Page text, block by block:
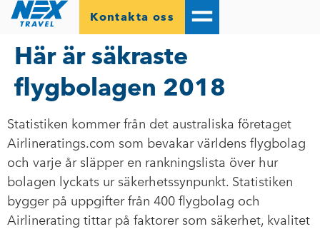
Kontakta oss
Här är säkraste
flygbolagen 2018
Statistiken kommer från det australiska företaget
Airlineratings.com som bevakar världens flygbolag
och varje år släpper en rankningslista över hur
bolagen lyckats ur säkerhetssynpunkt. Statistiken
bygger på uppgifter från 400 flygbolag och
Airlinerating tittar på faktorer som säkerhet, kvalitet